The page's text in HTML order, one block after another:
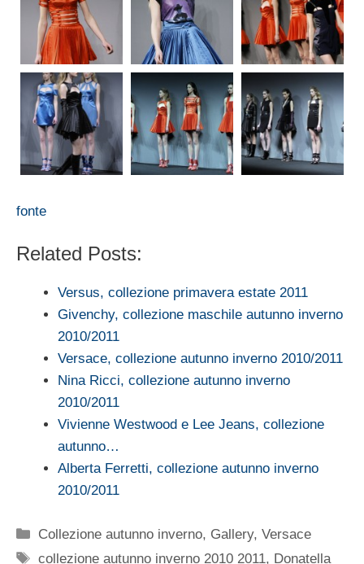
fonte
Related Posts:
Versus, collezione primavera estate 2011
Givenchy, collezione maschile autunno inverno
2010/2011
Versace, collezione autunno inverno 2010/2011
Nina Ricci, collezione autunno inverno
2010/2011
Vivienne Westwood e Lee Jeans, collezione
autunno…
Alberta Ferretti, collezione autunno inverno
2010/2011
Categorie
Collezione autunno inverno, Gallery,Versace
Tag
collezione autunno inverno 2010 2011, Donatella